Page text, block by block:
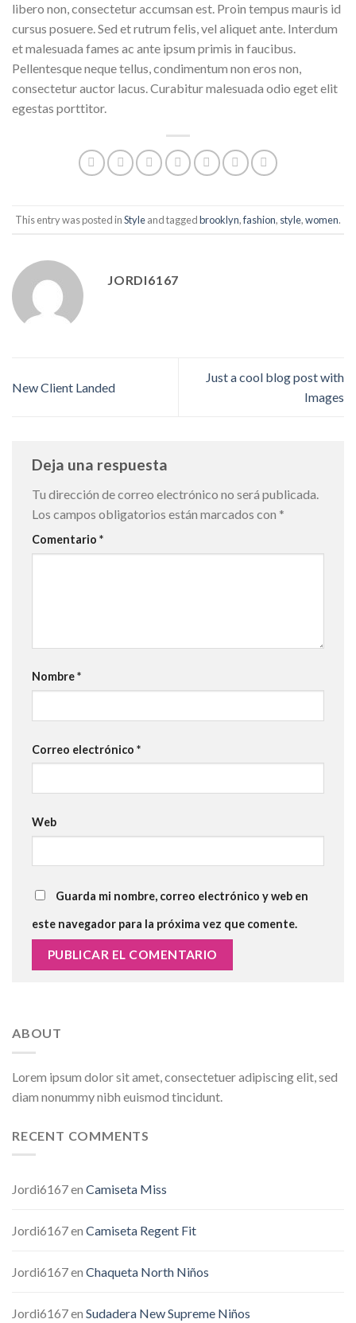
libero non, consectetur accumsan est. Proin tempus mauris id
cursus posuere. Sed et rutrum felis, vel aliquet ante. Interdum
et malesuada fames ac ante ipsum primis in faucibus.
Pellentesque neque tellus, condimentum non eros non,
consectetur auctor lacus. Curabitur malesuada odio eget elit
egestas porttitor.
This entry was posted inStyleand taggedbrooklyn,fashion, style,women.
JORDI6167
New Client Landed
Just a cool blog post with
Images
Deja una respuesta
Tu dirección de correo electrónico no será publicada.
Los campos obligatorios están marcados con *
Comentario *
Nombre*
Correo electrónico *
Web
Guarda mi nombre, correo electrónico y web en
este navegador para la próxima vez que comente.
ABOUT
Lorem ipsum dolor sit amet, consectetuer adipiscing elit, sed
diam nonummy nibh euismod tincidunt.
RECENT COMMENTS
Jordi6167en Camiseta Miss
Jordi6167en Camiseta Regent Fit
Jordi6167en Chaqueta North Niños
Jordi6167en Sudadera New Supreme Niños